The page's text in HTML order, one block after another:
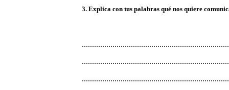
3. Explica con tus palabras qué nos quiere